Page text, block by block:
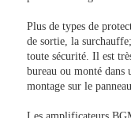
Plus de types de
de sortie, la
toute sécurité. Il est
bureau ou monté dans
montage sur le